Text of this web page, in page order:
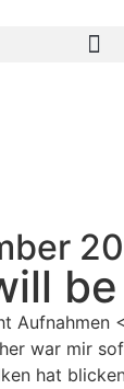
Aufnahmen
war mir
hat